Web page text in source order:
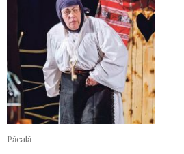
Păcală